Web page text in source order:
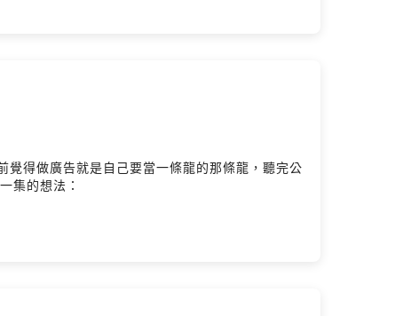
得做廣告就是自己要當一條龍的那條龍，聽完公
集的想法：